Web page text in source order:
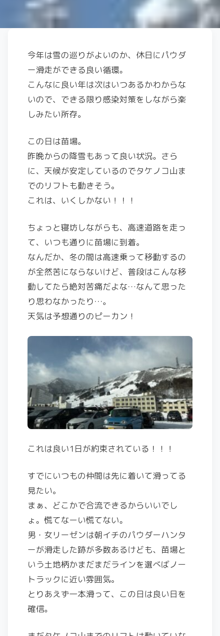
今年は雪の巡りがよいのか、休日にパウダ
ー滑走ができる良い循環。
こんなに良い年は次はいつあるかわからな
いので、できる限り感染対策をしながら楽
しみたい所存。
この日は苗場。
昨晩からの降雪もあって良い状況。さら
に、天候が安定しているのでタケノコ山ま
でのリフトも動きそう。
これは、いくしかない！！！
ちょっと寝坊しながらも、高速道路を走っ
て、いつも通りに苗場に到着。
なんだか、冬の間は高速乗って移動するの
が全然苦にならないけど、普段はこんな移
動してたら絶対苦痛だよな…なんて思った
り思わなかったり…。
天気は予想通りのピーカン！
これは良い1日が約束されている！！！
すでにいつもの仲間は先に着いて滑ってる
見たい。
まぁ、どこかで合流できるからいいでし
ょ。慌てなーい慌てない。
男・女リーゼンは朝イチのパウダーハンタ
ーが滑走した跡が多数あるけども、苗場と
いう土地柄かまだまだラインを選べばノー
トラックに近い雰囲気。
とりあえず一本滑って、この日は良い日を
確信。